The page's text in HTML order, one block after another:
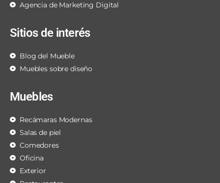
Agencia de Marketing Digital
Sitios de interés
Blog del Mueble
Muebles sobre diseño
Muebles
Recámaras Modernas
Salas de piel
Comedores
Oficina
Exterior